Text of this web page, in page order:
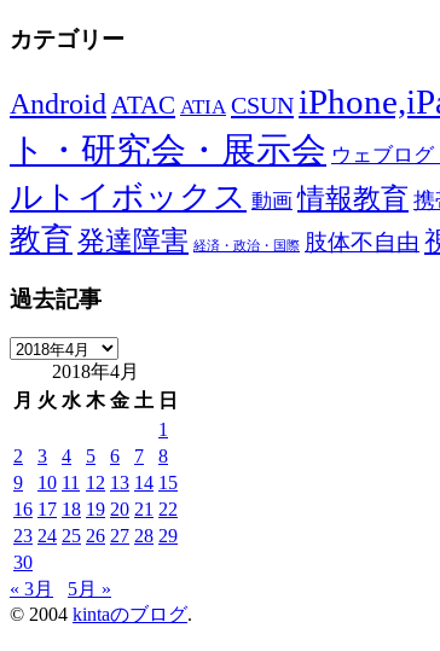
カテゴリー
Android ATAC ATIA CSUN
ト・研究会・展示会 ウェブロ
ルトイボックス 動画 情報教育 携
教育発達障害 経済・政治・国際 肢体不自由
過去記事
過
記
2018年4月
月 火 水 木 金 土 日
1
2
3 4 5 6 7
8
9
10 11 12 13 14 15
16 17 18 19 20 21 22
23 24 25 26 27 28 29
30
« 3月
5月 »
© 2004 kintaのブログ.